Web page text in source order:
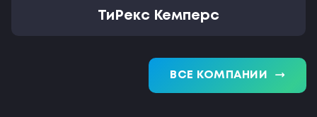
ТиРекс Кемперс
ВСЕ КОМПАНИИ trending_flat